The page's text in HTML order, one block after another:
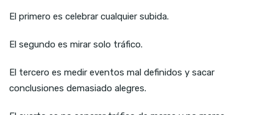
El primero es celebrar cualquier subida.
El segundo es mirar solo tráfico.
El tercero es medir eventos mal definidos y sacar
conclusiones demasiado alegres.